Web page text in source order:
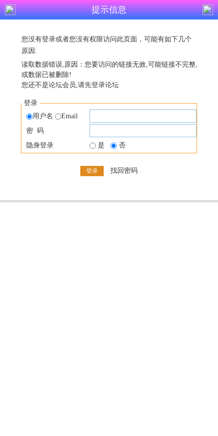
提示信息
您没有登录或者您没有权限访问此页面，可能有如下几个
原因:
读取数据错误,原因：您要访问的链接无效,可能链接不完整,
或数据已被删除!
您还不是论坛会员,请先登录论坛
登录
用户名
Email
密 码
隐身登录
是 否
找回密码